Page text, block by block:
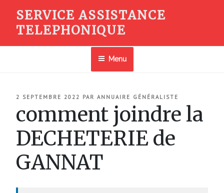
contenu
SERVICE ASSISTANCE
TELEPHONIQUE
Menu
PUBLIÉ
2 SEPTEMBRE 2022 PAR ANNUAIRE GÉNÉRALISTE
comment joindre la
DECHETERIE de
GANNAT